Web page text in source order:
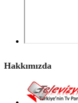
Hakkımızda